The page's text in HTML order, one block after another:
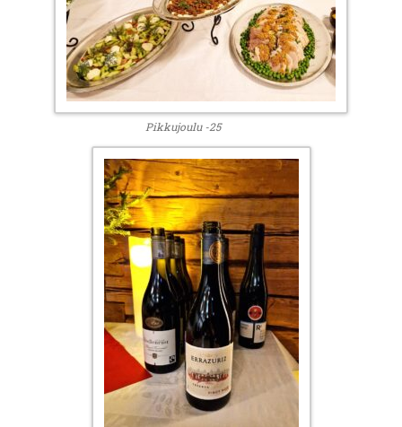
Pikkujoulu -25